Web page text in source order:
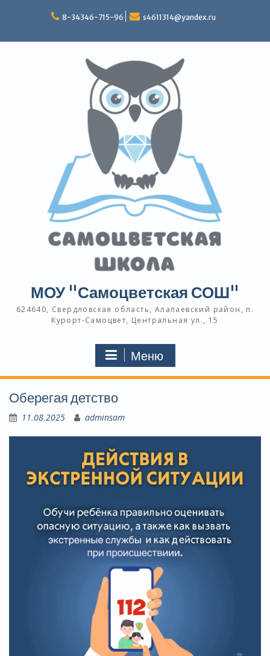
8-34346-715-96 s4611314@yandex.ru
МОУ "Самоцветская СОШ"
624640, Свердловская область, Алапаевский район, п.
Курорт-Самоцвет, Центральная ул., 15
Меню
Оберегая детство
11.08.2025 adminsam